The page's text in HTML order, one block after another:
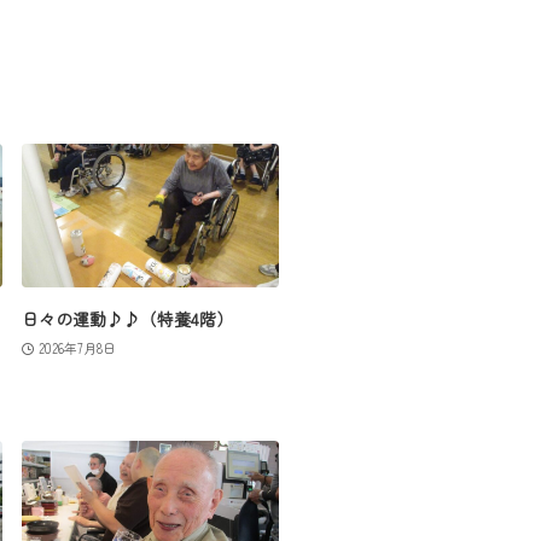
日々の運動♪♪（特養4階）
2026年7月8日